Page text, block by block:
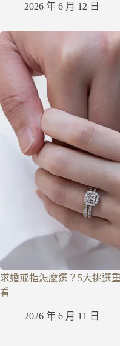
2026 年 6 月 12 日
求婚戒指怎麼選？5大挑選
看
2026 年 6 月 11 日